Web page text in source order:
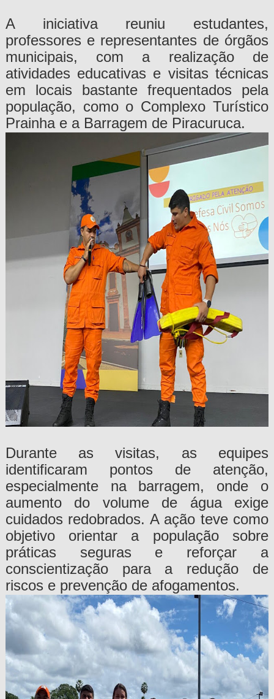
A iniciativa reuniu estudantes,
professores e representantes de órgãos
municipais, com a realização de
atividades educativas e visitas técnicas
em locais bastante frequentados pela
população, como o Complexo Turístico
Prainha e a Barragem de Piracuruca.
Durante as visitas, as equipes
identificaram pontos de atenção,
especialmente na barragem, onde o
aumento do volume de água exige
cuidados redobrados. A ação teve como
objetivo orientar a população sobre
práticas seguras e reforçar a
conscientização para a redução de
riscos e prevenção de afogamentos.